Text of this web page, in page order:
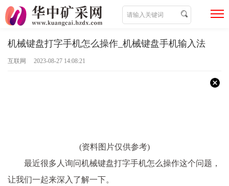
机械键盘打字手机怎么操作_机械键盘手机输入法
互联网 2023-08-27 14:08:21
(资料图片仅供参考)
最近很多人询问机械键盘打字手机怎么操作这个问题，
让我们一起来深入了解一下。